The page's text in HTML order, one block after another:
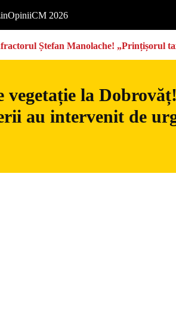
OpiniiCM 2026
Ștefan Manolache! „Prințișorul
vegetație la
au intervenit de